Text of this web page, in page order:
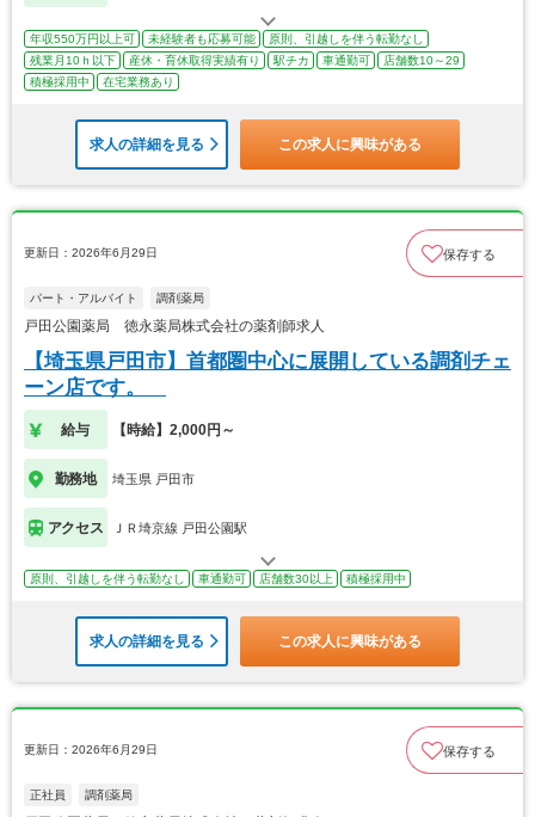
年収550万円以上可 未経験者も応募可能
原則、引越しを伴う転勤なし
残業月10ｈ以下
産休・育休取得実績有り 駅チカ 車通勤可
店舗数10～29
積極採用中
在宅業務あり
求人の詳細を見る この求人に興味がある
更新日：2026年6月29日 保存する
パート・アルバイト 調剤薬局
戸田公園薬局 徳永薬局株式会社の薬剤師求人
【埼玉県戸田市】首都圏中心に展開している調剤チェ
ーン店です。
給与 【時給】2,000円～
勤務地 埼玉県 戸田市
アクセス ＪＲ埼京線 戸田公園駅
原則、引越しを伴う転勤なし 車通勤可 店舗数30以上 積極採用中
求人の詳細を見る この求人に興味がある
更新日：2026年6月29日 保存する
正社員 調剤薬局